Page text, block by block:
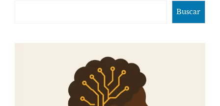
Buscar